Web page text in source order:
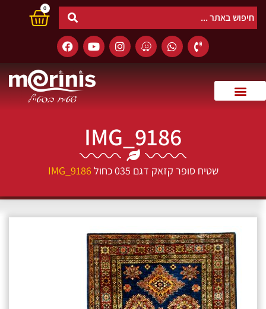
0
IMG_9186
שטיח סופר קזאק דגם 035 כחול IMG_9186